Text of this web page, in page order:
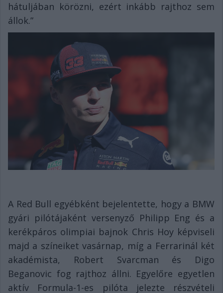
hátuljában körözni, ezért inkább rajthoz sem
állok.”
A Red Bull egyébként bejelentette, hogy a BMW
gyári pilótájaként versenyző Philipp Eng és a
kerékpáros olimpiai bajnok Chris Hoy képviseli
majd a színeiket vasárnap, míg a Ferrarinál két
akadémista, Robert Svarcman és Digo
Beganovic fog rajthoz állni. Egyelőre egyetlen
aktív Formula-1-es pilóta jelezte részvételi